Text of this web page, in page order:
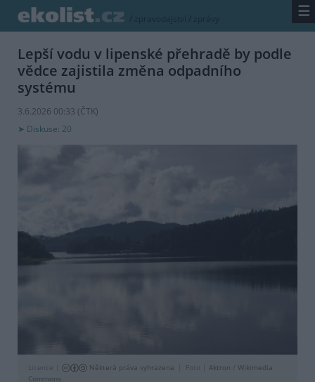
/ zpravodajství / zprávy ☰
Lepší vodu v lipenské přehradě by podle
vědce zajistila změna odpadního
systému
3.6.2026 00:33 (ČTK)
Diskuse: 20
Licence | Některá práva vyhrazena Foto | Aktron
Wikimedia
Commons